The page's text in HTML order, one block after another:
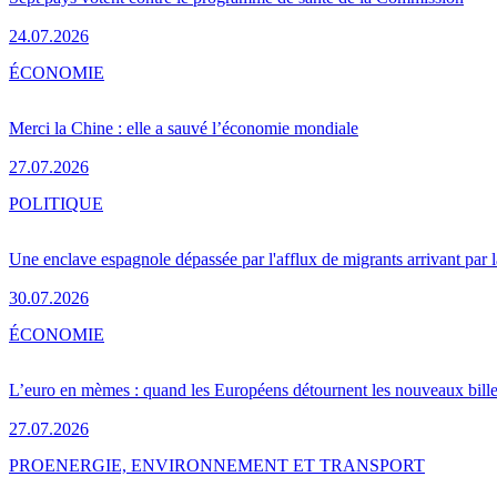
24.07.2026
Merci la Chine : elle a sauvé l’économie mondiale
27.07.2026
ÉCONOMIE
Une enclave espagnole dépassée par l'afflux de migrants arrivant par
30.07.2026
POLITIQUE
L’euro en mèmes : quand les Européens détournent les nouveaux
27.07.2026
ÉCONOMIE
PROENERGIE, ENVIRONNEMENT ET TRANSPORT